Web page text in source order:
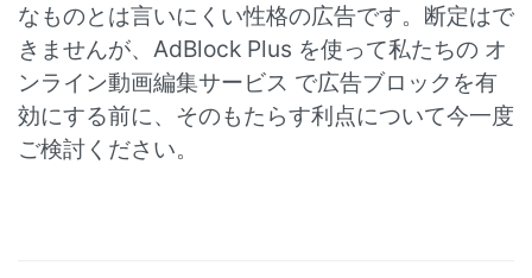
なものとは言いにくい性格の広告です。断定はで
きませんが、AdBlock Plus を使って私たちの オ
ンライン動画編集サービス で広告ブロックを有
効にする前に、そのもたらす利点について今一度
ご検討ください。